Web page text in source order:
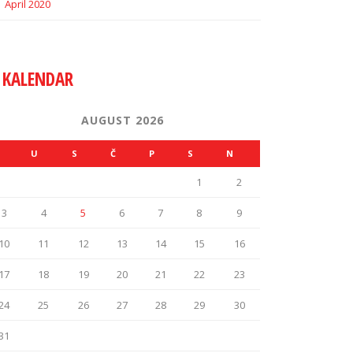
April 2020
KALENDAR
AUGUST 2026
U S Č P S N
1 2
3 4 5 6 7 8 9
11 12 13 14 15 16
18 19 20 21 22 23
25 26 27 28 29 30